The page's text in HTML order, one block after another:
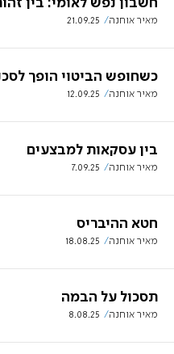
חשבון נפש לאומי: בין
מאיר אוחנה 21.09.25
כשחופש הביטוי הופך
מאיר אוחנה 12.09.25
בין עסקאות למבצעים
מאיר אוחנה 7.09.25
חטא ההיבריס
מאיר אוחנה 18.08.25
תסכול על הבמה
מאיר אוחנה 8.08.25